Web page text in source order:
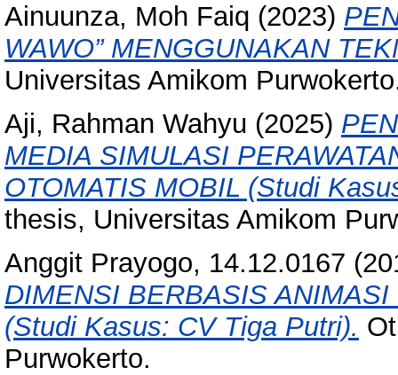
Ainuunza, Moh Faiq (2023)
WAWO” MENGGUNAKAN
Universitas Amikom
Aji, Rahman Wahyu (2025)
MEDIA SIMULASI
OTOMATIS MOBIL (Studi
thesis, Universitas Amikom
Anggit Prayogo, 14.12.0167
DIMENSI BERBASIS
(Studi Kasus: CV Tiga Putri).
Purwokerto.